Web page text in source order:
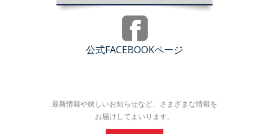
公式FACEBOOKページ
最新情報や嬉しいお知らせなど、さまざまな情報を
お届けしてまいります。